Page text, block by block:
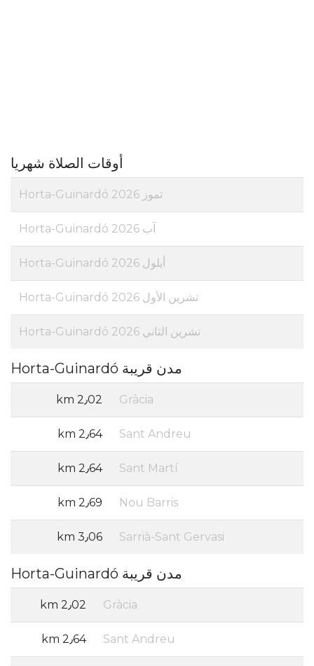
أوقات الصلاة شهريا
تموز 2026 Horta-Guinardó
آب 2026 Horta-Guinardó
أيلول 2026 Horta-Guinardó
تشرين الأول 2026 Horta-Guinardó
تشرين الثاني 2026 Horta-Guinardó
مدن قريبة Horta-Guinardó
Gràcia 2٫02 km
Sant Andreu 2٫64 km
Sant Martí 2٫64 km
Nou Barris 2٫69 km
Sarrià-Sant Gervasi 3٫06 km
مدن قريبة Horta-Guinardó
Gràcia 2٫02 km
Sant Andreu 2٫64 km